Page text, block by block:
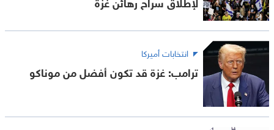
انتخابات أميركا
ترامب: غزة قد تكون أفضل من موناكو